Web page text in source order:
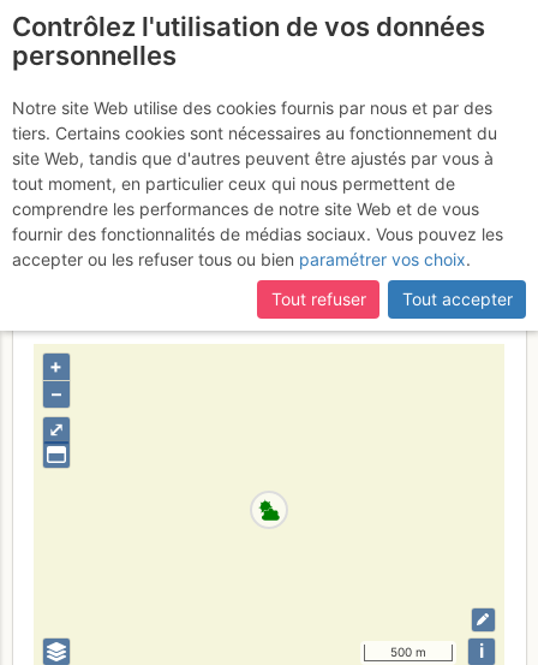
Vallée d'Ailefroide -
Éboulement : Achtung! Big
copieur (is watching you)!!
Dimanche 26 octobre 2014
Hautes-Alpes Écrins
⤢
+
–
500 m i
Contrôlez l'utilisation de vos données
personnelles
Notre site Web utilise des cookies fournis par nous et par des
tiers. Certains cookies sont nécessaires au fonctionnement du
site Web, tandis que d'autres peuvent être ajustés par vous à
tout moment, en particulier ceux qui nous permettent de
comprendre les performances de notre site Web et de vous
fournir des fonctionnalités de médias sociaux. Vous pouvez les
accepter ou les refuser tous ou bien paramétrer vos choix.
Tout refuser
Tout accepter